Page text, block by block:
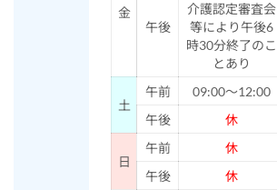
金
午後
介護認定審査会
等により午後6
時30分終了のこ
とあり
土
午前 09:00～12:00
午後
休
日
午前 休
午後
休